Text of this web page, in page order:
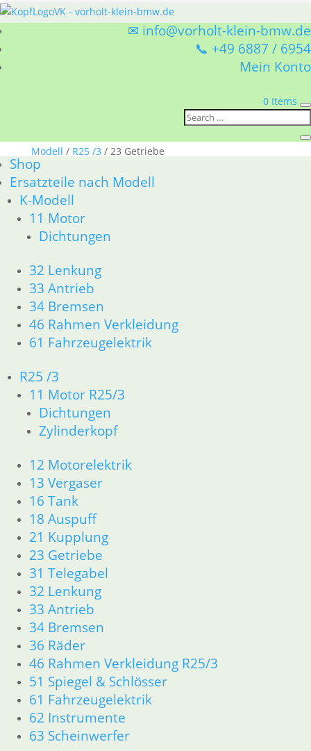
✉ info@vorholt-klein-bmw.de
📞 +49 6887 / 6954
Mein Konto
0 Items
Shop
Ersatzteile nach Modell
K-Modell
11 Motor
Dichtungen
32 Lenkung
33 Antrieb
34 Bremsen
46 Rahmen Verkleidung
61 Fahrzeugelektrik
R25 /3
11 Motor R25/3
Dichtungen
Zylinderkopf
12 Motorelektrik
13 Vergaser
16 Tank
18 Auspuff
21 Kupplung
23 Getriebe
31 Telegabel
32 Lenkung
33 Antrieb
34 Bremsen
36 Räder
46 Rahmen Verkleidung R25/3
51 Spiegel & Schlösser
61 Fahrzeugelektrik
62 Instrumente
63 Scheinwerfer
Modell / R25 /3/ 23 Getriebe
23 Getriebe
BMW R25 /3 23 Getriebe
Alle 8 Ergebnisse werden angezeigt
Getriebedeckel
3,60€
Artikelnummer:
1006122
inkl. MwSt.
Versandkosten
In den
Warenkorb
Schalthebel
Artikelnummer:
inkl. MwSt.
Versandkosten
Kickstarterkeil
11,50€
Artikelnummer:
1056124
inkl. MwSt.
zzgl.
Simmering
Kickstarterwelle
7,00
1006135
inkl. MwSt.